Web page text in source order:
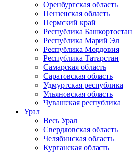
Оренбургская область
Пензенская область
Пермский край
Республика Башкортостан
Республика Марий Эл
Республика Мордовия
Республика Татарстан
Самарская область
Саратовская область
Удмуртская республика
Ульяновская область
Чувашская республика
Урал
Весь Урал
Свердловская область
Челябинская область
Курганская область